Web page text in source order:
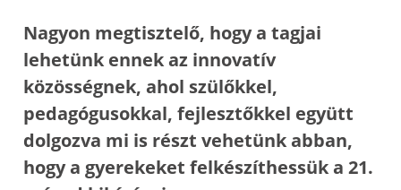
Nagyon megtisztelő, hogy a tagjai
lehetünk ennek az innovatív
közösségnek, ahol szülőkkel,
pedagógusokkal, fejlesztőkkel együtt
dolgozva mi is részt vehetünk abban,
hogy a gyerekeket felkészíthessük a 21.